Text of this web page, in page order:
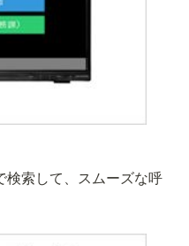
検索して、スムーズな呼